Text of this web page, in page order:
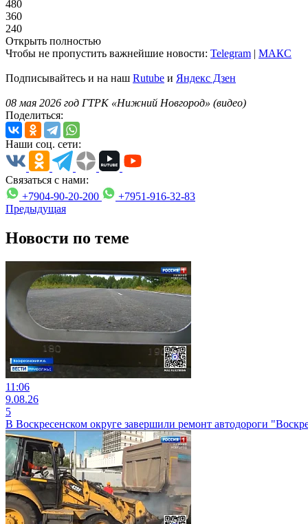
480
360
240
Открыть полностью
Чтобы не пропустить важнейшие новости: Telegram | MAКС
Подписывайтесь и на наш Rutube и Яндекс Дзен
08 мая 2026 год ГТРК «Нижний Новгород» (видео)
Поделиться:
Наши соц. сети:
Связаться с нами:
+7904-90-20-200
+7951-916-32-83
Предыдущая
Новости по теме
11:06
9.08.26
5
В Воскресенском округе завершили ремонт автодороги